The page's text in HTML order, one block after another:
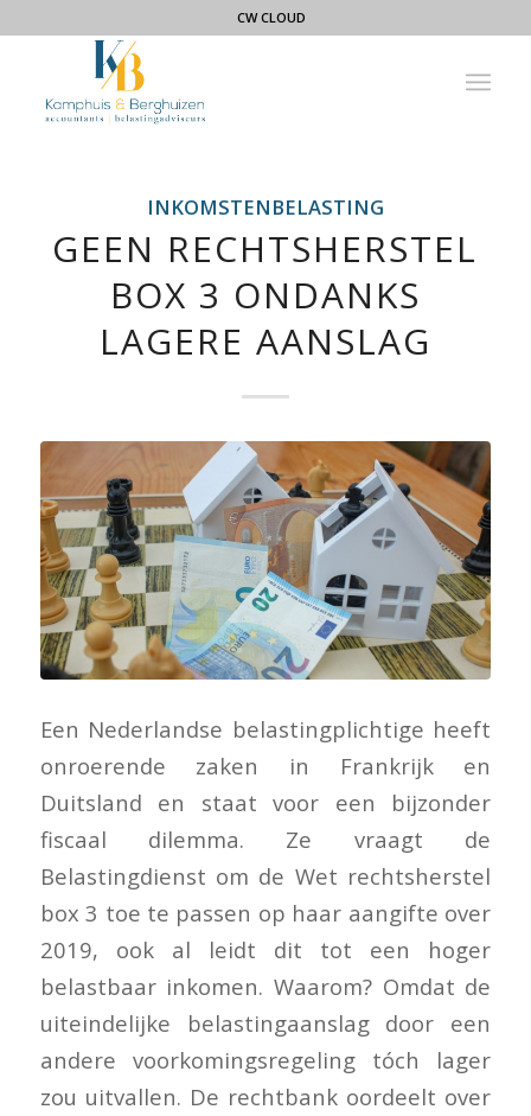
CW CLOUD
INKOMSTENBELASTING
GEEN RECHTSHERSTEL
BOX 3 ONDANKS
LAGERE AANSLAG
Een Nederlandse belastingplichtige heeft
onroerende zaken in Frankrijk en
Duitsland en staat voor een bijzonder
fiscaal dilemma. Ze vraagt de
Belastingdienst om de Wet rechtsherstel
box 3 toe te passen op haar aangifte over
2019, ook al leidt dit tot een hoger
belastbaar inkomen. Waarom? Omdat de
uiteindelijke belastingaanslag door een
andere voorkomingsregeling tóch lager
zou uitvallen. De rechtbank oordeelt over